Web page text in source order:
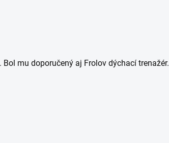
mu doporučený aj Frolov dýchací trenažér.